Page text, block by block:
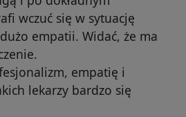
wczuć się w sytuację
empatii. Widać, że ma
empatię i
lekarzy bardzo się